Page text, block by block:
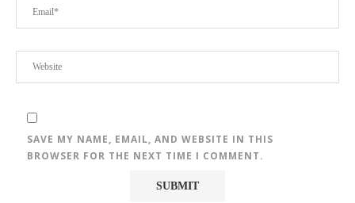
SAVE MY NAME, EMAIL, AND WEBSITE IN THIS
BROWSER FOR THE NEXT TIME I COMMENT.